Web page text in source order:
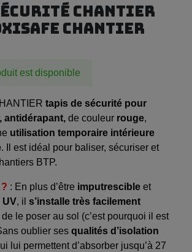
CHANTIER
CHANTIER
est disponible
tapis de sécurité pour
antidérapant,de couleur rouge,
utilisation temporaire intérieure
. Il est idéal pour baliser, sécuriser et
BTP.
: En plus d’être imputrescible et
UV, ils’installe très facilement
de le poser au sol (c’est pourquoi il est
oublier sesqualités d’isolation
lui permettent d’absorber jusqu’à 27